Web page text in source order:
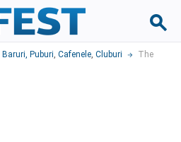
Baruri, Puburi, Cafenele, Cluburi
The